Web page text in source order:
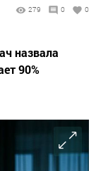
279 0 0
назвала
90%